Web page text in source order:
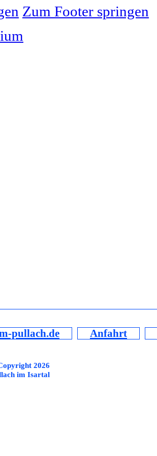
Zum Footer springen
pullach.de Anfahrt
2026
im Isartal